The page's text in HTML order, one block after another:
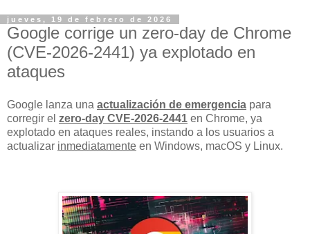
jueves, 19 de febrero de 2026
Google corrige un zero-day de Chrome
(CVE-2026-2441) ya explotado en
ataques
Google lanza una actualización de emergencia para
corregir el zero-day CVE-2026-2441 en Chrome, ya
explotado en ataques reales, instando a los usuarios a
actualizar inmediatamente en Windows, macOS y Linux.